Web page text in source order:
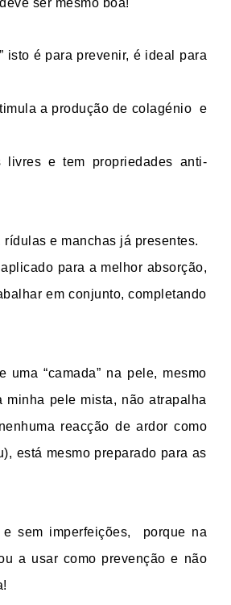
ser mesmo boa!
isto é para prevenir, é ideal para
a produção de colagénio e
e tem propriedades anti-
e manchas já presentes.
para a melhor absorção,
em conjunto, completando
“camada” na pele, mesmo
minha pele mista, não atrapalha
reacção de ardor como
está mesmo preparado para as
sem imperfeições,
porque na
a usar como prevenção e não